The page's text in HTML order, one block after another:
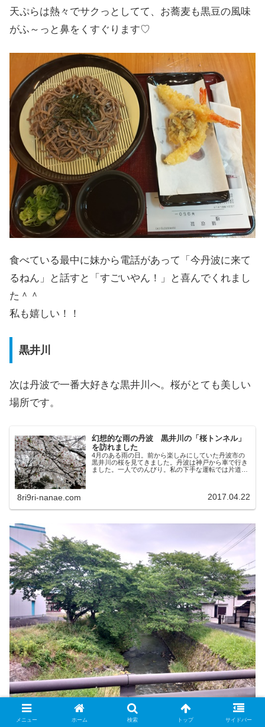
天ぷらは熱々でサクっとしてて、お蕎麦も黒豆の風味
がふ～っと鼻をくすぐります♡
食べている最中に妹から電話があって「今丹波に来て
るねん」と話すと「すごいやん！」と喜んでくれまし
た＾＾
私も嬉しい！！
黒井川
次は丹波で一番大好きな黒井川へ。桜がとても美しい
場所です。
幻想的な雨の丹波 黒井川の「桜トンネル」
を訪れました
4月のある雨の日。前から楽しみにしていた丹波市の
黒井川の桜を見てきました。丹波は神戸から車で行き
ました。一人でのんびり。私の下手な運転では片道2
8ri9ri-nanae.com 2017.04.22
メニュー ホーム 検索 トップ サイドバー